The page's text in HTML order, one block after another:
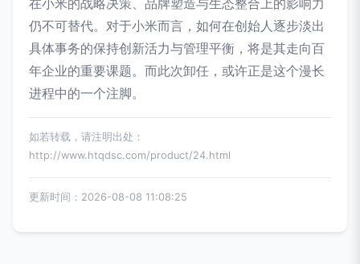
在小米的战略决策、品牌塑造与生态整合上的影响力
仍不可替代。对于小米而言，如何在创始人逐步淡出
具体事务的保持创新活力与管理平衡，将是其走向百
年企业的重要课题。而此次卸任，或许正是这个漫长
进程中的一个注脚。
如若转载，请注明出处：
http://www.htqdsc.com/product/24.html
更新时间：2026-08-08 11:08:25